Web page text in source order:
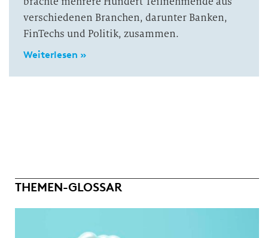
verschiedenen Branchen, darunter Banken,
FinTechs und Politik, zusammen.
Weiterlesen »
THEMEN-GLOSSAR